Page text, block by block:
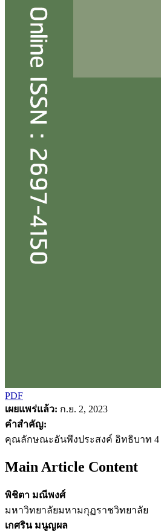
PDF
เผยแพร่แล้ว: ก.ย. 2, 2023
คำสำคัญ:
คุณลักษณะอันพึงประสงค์ อิทธิบาท
Main Article Content
พิชิตา มณีพงศ์
มหาวิทยาลัยมหามกุฏราชวิทยาลัย
เกศริน มนูญผล